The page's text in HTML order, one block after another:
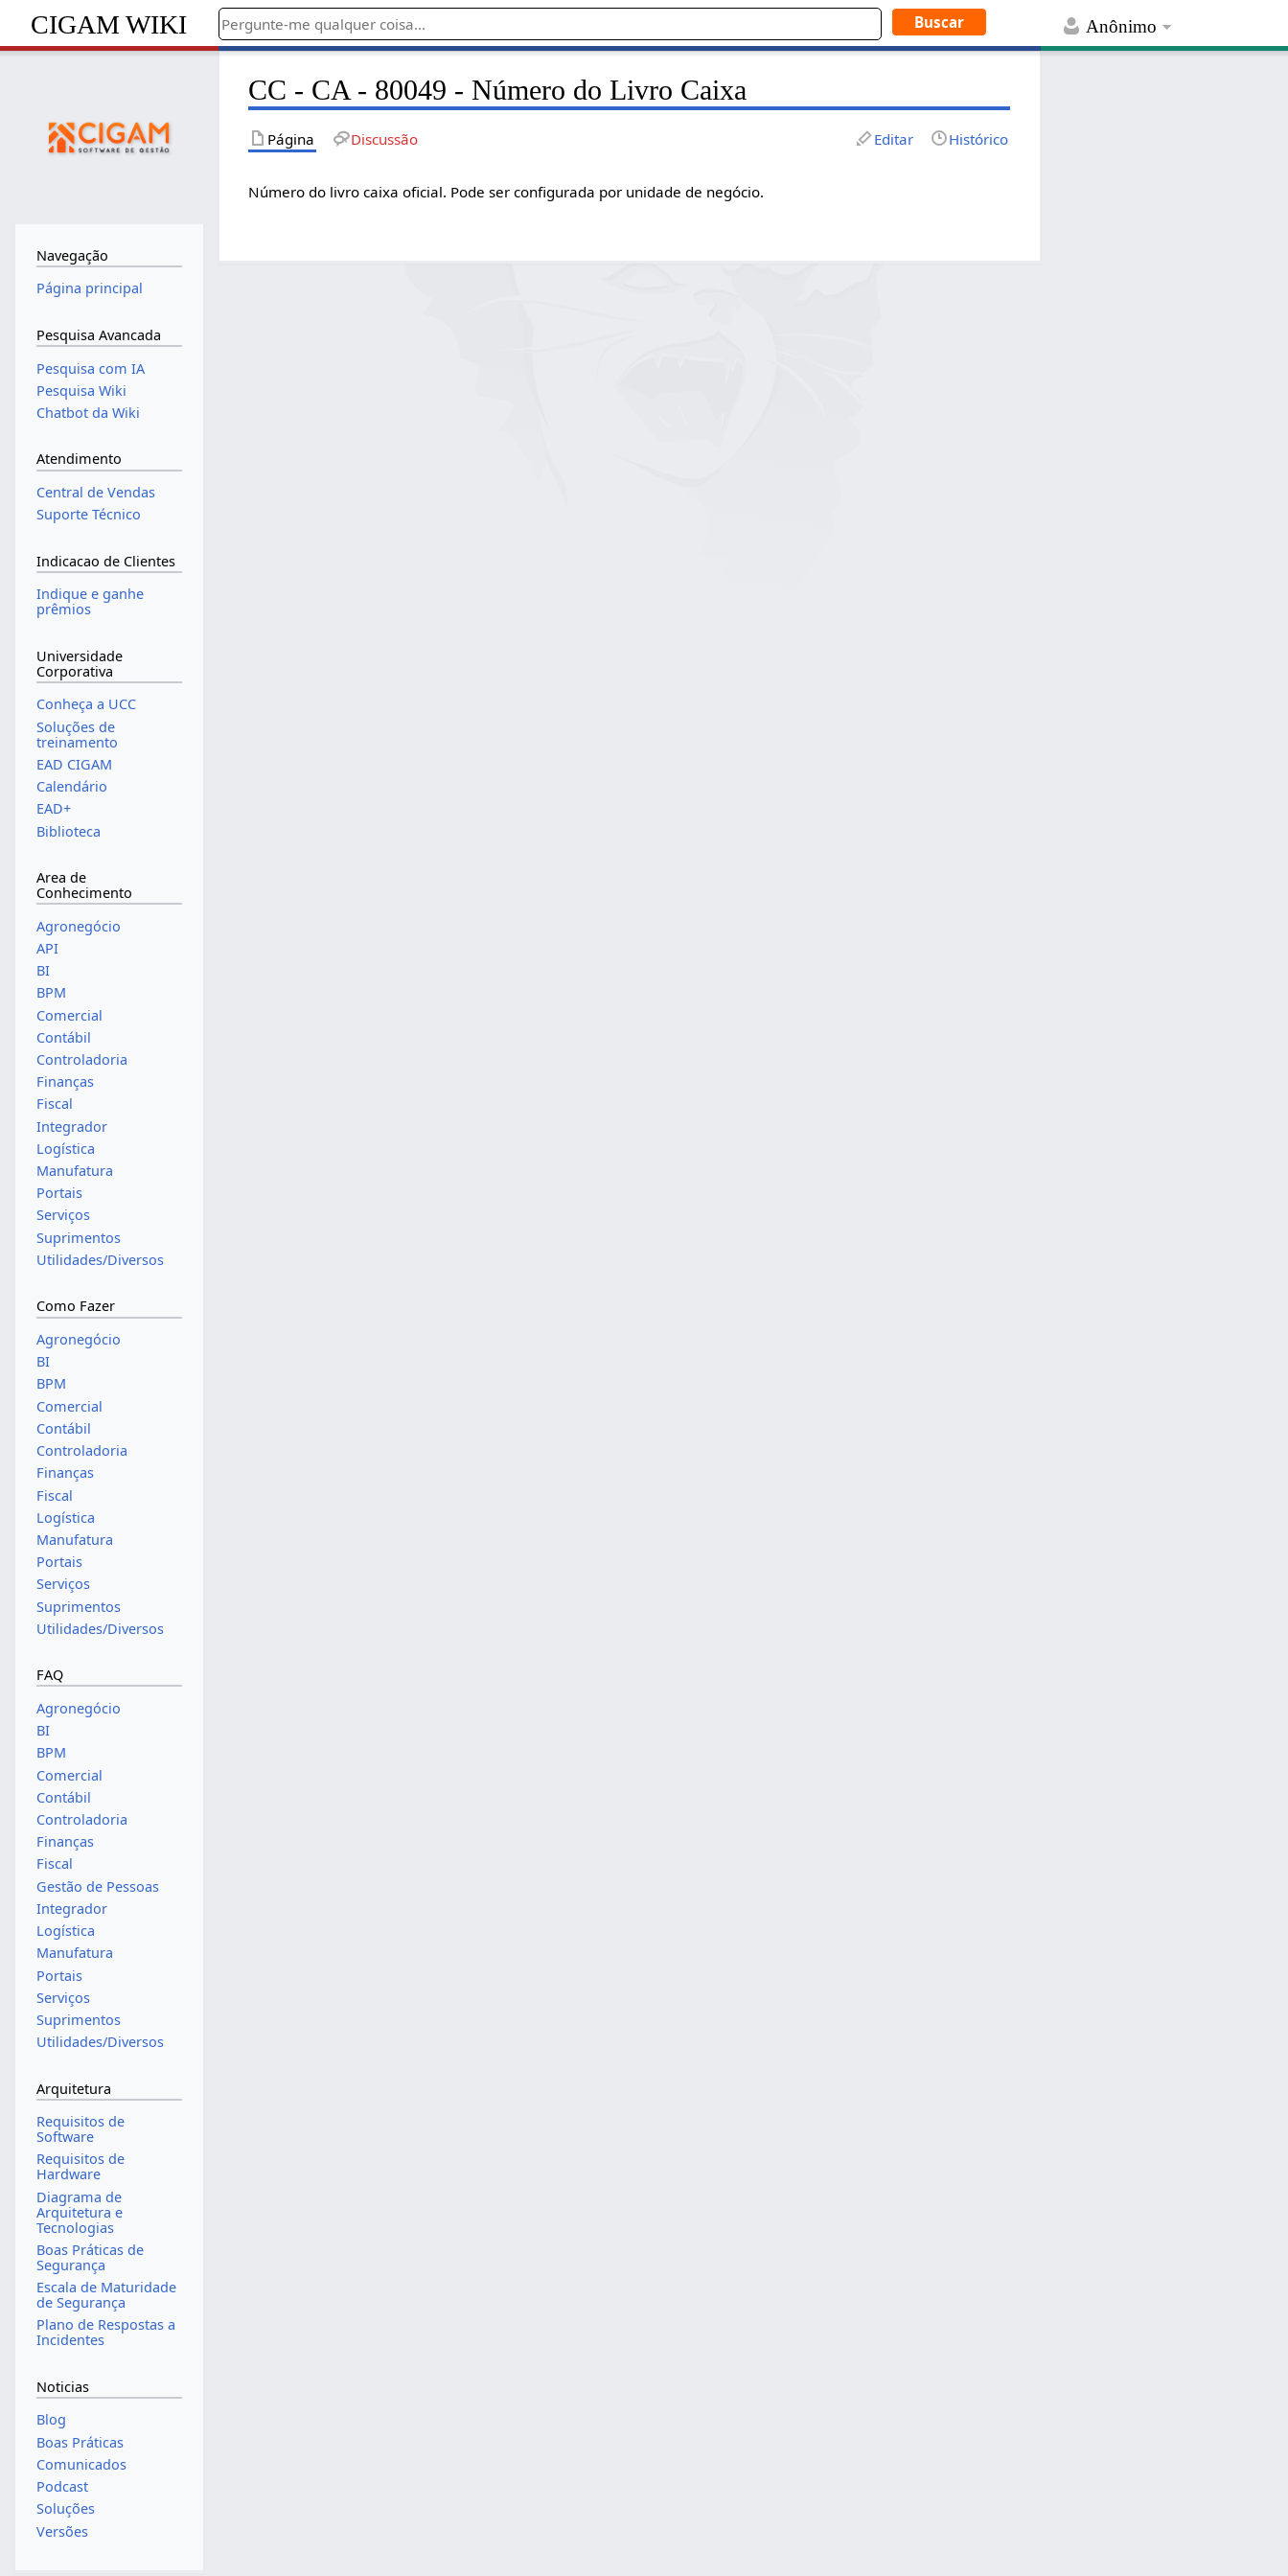
Anônimo
CIGAM WIKI
CC - CA - 80049 - Número do Livro Caixa
Página Discussão Editar Histórico
Número do livro caixa oficial. Pode ser configurada por unidade de negócio.
Navegação
Página principal
Pesquisa Avancada
Pesquisa com IA
Pesquisa Wiki
Chatbot da Wiki
Atendimento
Central de Vendas
Suporte Técnico
Indicacao de Clientes
Indique e ganhe
prêmios
Universidade
Corporativa
Conheça a UCC
Soluções de
treinamento
EAD CIGAM
Calendário
EAD+
Biblioteca
Area de
Conhecimento
Agronegócio
API
BI
BPM
Comercial
Contábil
Controladoria
Finanças
Fiscal
Integrador
Logística
Manufatura
Portais
Serviços
Suprimentos
Utilidades/Diversos
Como Fazer
Agronegócio
BI
BPM
Comercial
Contábil
Controladoria
Finanças
Fiscal
Logística
Manufatura
Portais
Serviços
Suprimentos
Utilidades/Diversos
FAQ
Agronegócio
BI
BPM
Comercial
Contábil
Controladoria
Finanças
Fiscal
Gestão de Pessoas
Integrador
Logística
Manufatura
Portais
Serviços
Suprimentos
Utilidades/Diversos
Arquitetura
Requisitos de
Software
Requisitos de
Hardware
Diagrama de
Arquitetura e
Tecnologias
Boas Práticas de
Segurança
Escala de Maturidade
de Segurança
Plano de Respostas a
Incidentes
Noticias
Blog
Boas Práticas
Comunicados
Podcast
Soluções
Versões